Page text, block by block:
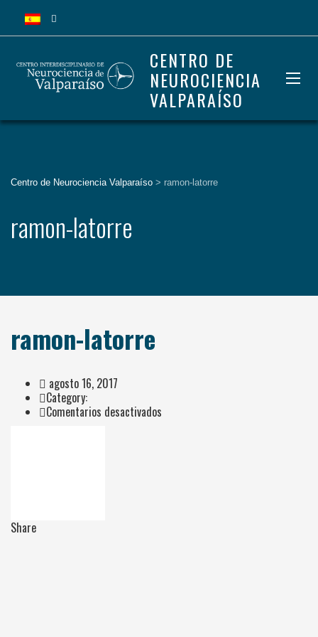
CENTRO DE
NEUROCIENCIA
VALPARAÍSO
Centro de Neurociencia Valparaíso > ramon-latorre
ramon-latorre
ramon-latorre
agosto 16, 2017
Category:
Comentarios desactivados
Share